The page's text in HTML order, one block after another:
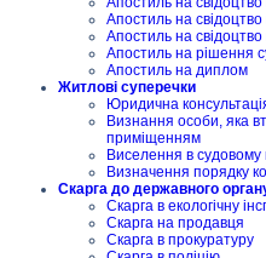
Апостиль на
Апостиль на
Апостиль на рішення
Апостиль на диплом
Житлові суперечки
Юридична
Визнання особи, яка
приміщенням
Виселення в судовому
Визначення порядку
Скарга до державного
Скарга в екологічну
Скарга на продавця
Скарга в прокуратуру